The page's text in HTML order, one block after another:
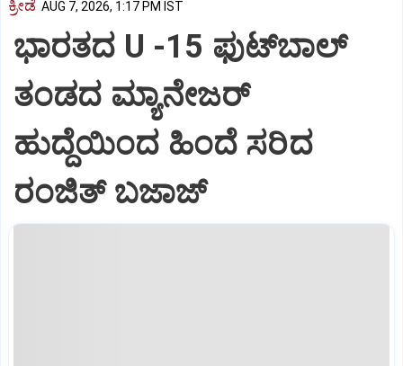
ಕ್ರೀಡೆ AUG 7, 2026, 1:17 PM IST
ಭಾರತದ U -15 ಫುಟ್‌ಬಾಲ್
ತಂಡದ ಮ್ಯಾನೇಜರ್‌
ಹುದ್ದೆಯಿಂದ ಹಿಂದೆ ಸರಿದ
ರಂಜಿತ್‌ ಬಜಾಜ್‌